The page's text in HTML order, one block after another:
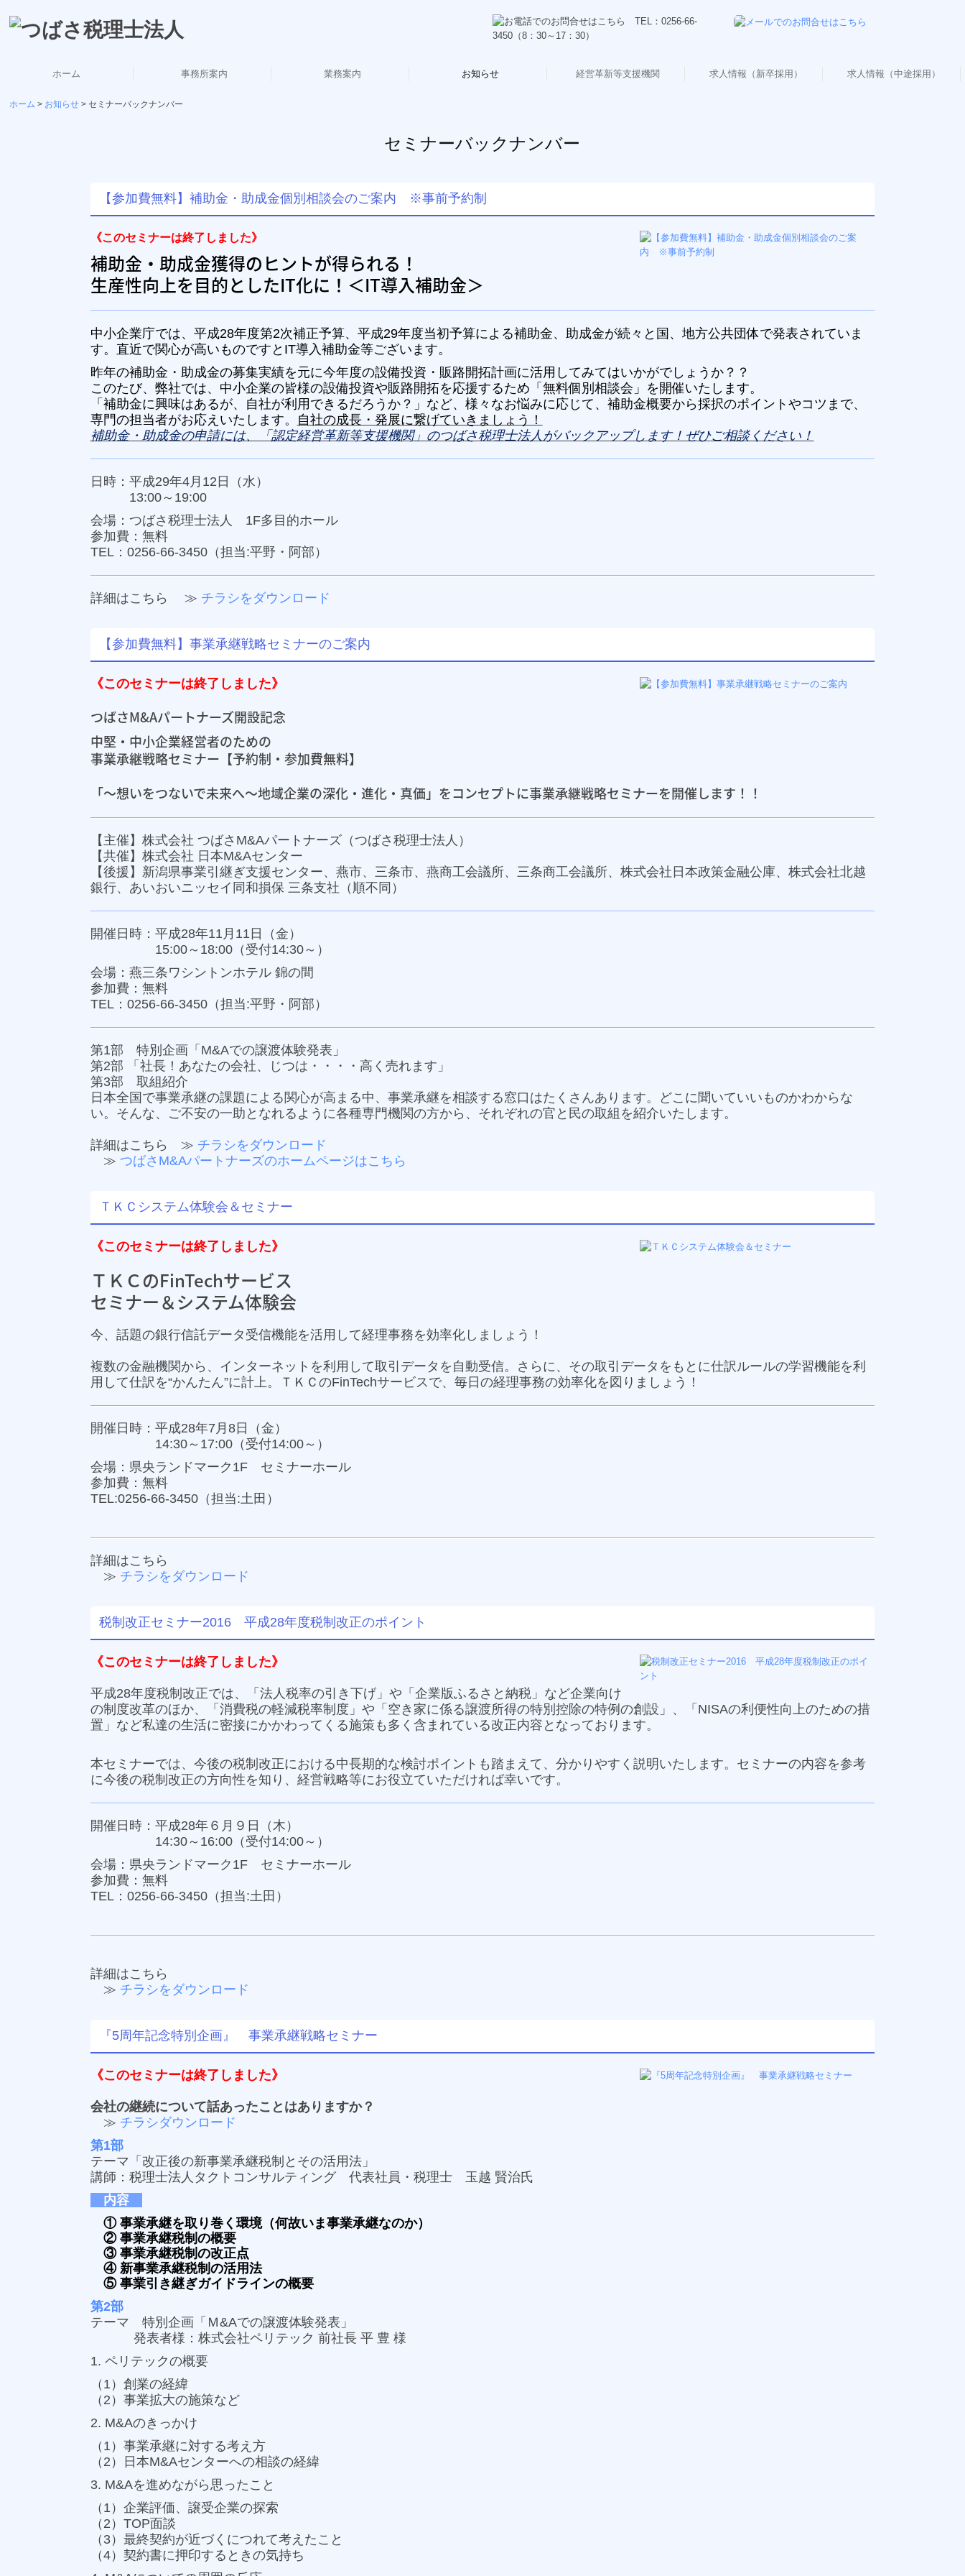
ホーム 事務所案内
経営理念・ご挨拶
業務案内 お知らせ 経営革新等支援機関 求人情報（新卒採用） 求人情報（中途採用）
ホーム お知らせ セミナーバックナンバー
セミナーバックナンバー
【参加費無料】補助金・助成金個別相談会のご案内 ※事前予約制
《このセミナーは終了しました》
補助金・助成金獲得のヒントが得られる！
生産性向上を目的としたIT化に！ ＜IT導入補助金＞
中小企業庁では、平成28年度第2次補正予算、平成29年度当初予算による補助金、助成金が続々と国、地方公共団体で発表されていま
す。直近で関心が高いものですとIT導入補助金等ございます。
昨年の補助金・助成金の募集実績を元に今年度の設備投資・販路開拓計画に活用してみてはいかがでしょうか？ ？
このたび、 弊社では、中小企業の皆様の設備投資や販路開拓を応援するため「無料個別相談会」を開催いたします。
「補助金に興味はあるが、自社が利用できるだろうか？」など、 様々 なお悩みに応じて、補助金概要から採択のポイント やコツまで、
専門の担当者がお応えいたします。
自社の成長・発展に繋げていきましょう！
補助金・助成金の申請には、「認定経営革新等支援機関」のつばさ税理士法人がバックアップします！ぜひご相談ください！
日時：平成29年4月12日（水）
13:00～19:00
会場：つばさ税理士法人 1F多目的ホール
参加費：無料
TEL： 0256-66-3450（担当:平野・阿部）
詳細はこちら ≫ チラシをダウンロード
【参加費無料】事業承継戦略セミナーのご案内
《このセミナーは終了しました》
つばさM&Aパートナーズ開設記念
中堅・中小企業経営者のための
事業承継戦略セミナー【予約制・参加費無料】
「～想いをつないで未来へ～地域企業の深化・進化・真価」をコンセプトに事業承継戦略セミナーを開催します！！
【主催】株式会社 つばさM&Aパートナーズ（つばさ税理士法人）
【共催】株式会社 日本M&Aセンター
【後援】新潟県事業引継ぎ支援センター、燕市、三条市、燕商工会議所、三条商工会議所、株式会社日本政策金融公庫、株式会社北越
銀行、あいおいニッセイ同和損保 三条支社（順不同）
開催日時：平成28年11月11日（金）
15:00～18:00（受付14:30～）
会場：燕三条ワシントンホテル 錦の間
参加費：無料
TEL： 0256-66-3450（担当:平野・阿部）
第1部 特別企画「M&Aでの譲渡体験発表」
第2部 「社長！あなたの会社、じつは・・・・高く売れます」
第3部 取組紹介
日本全国で事業承継の課題による関心が高まる中、事業承継を相談する窓口はたくさんあります。どこに聞いていいものかわからな
い。そんな、ご不安の一助となれるように各種専門機関の方から、それぞれの官と民の取組を紹介いたします。
詳細はこちら ≫ チラシをダウンロード
≫ つばさM&Aパートナーズのホームページはこちら
ＴＫＣシステム体験会＆セミナー
《このセミナーは終了しました》
ＴＫＣのFinTechサービス
セミナー＆システム体験会
今、話題の銀行信託データ受信機能を活用して経理事務を効率化しましょう！
複数の金融機関から、インターネットを利用して取引データを自動受信。さらに、その取引データをもとに仕訳ルールの学習機能を利
用して仕訳を“かんたん”に計上。ＴＫＣのFinTechサービスで、毎日の経理事務の効率化を図りましょう！
開催日時：平成28年7月8日（金）
14:30～17:00（受付14:00～）
会場：県央ランドマーク1F セミナーホール
参加費：無料
TEL:0256-66-3450（担当:土田）
詳細はこちら
≫ チラシをダウンロード
税制改正セミナー2016 平成28年度税制改正のポイント
《このセミナーは終了しました》
平成28年度税制改正では、「法人税率の引き下げ」や「企業版ふるさと納税」など企業向け
の制度改革のほか、「消費税の軽減税率制度」や「空き家に係る譲渡所得の特別控除の特例の創設」、「NISAの利便性向上のための措
置」など私達の生活に密接にかかわってくる施策も多く含まれている改正内容となっております。
本セミナーでは、今後の税制改正における中長期的な検討ポイントも踏まえて、分かりやすく説明いたします。セミナーの内容を参考
に今後の税制改正の方向性を知り、経営戦略等にお役立ていただければ幸いです。
開催日時：平成28年６月９日（木）
14:30～16:00（受付14:00～）
会場：県央ランドマーク1F セミナーホール
参加費：無料
TEL： 0256-66-3450（担当:土田）
詳細はこちら
≫ チラシをダウンロード
『5周年記念特別企画』 事業承継戦略セミナー
《このセミナーは終了しました》
会社の継続について話あったことはありますか？
≫ チラシダウンロード
第1部
テーマ「改正後の新事業承継税制とその活用法」
講師：税理士法人タクトコンサルティング 代表社員・税理士 玉越 賢治氏
内容
① 事業承継を取り巻く環境（何故いま事業承継なのか）
② 事業承継税制の概要
③ 事業承継税制の改正点
④ 新事業承継税制の活用法
⑤ 事業引き継ぎガイドラインの概要
第2部
テーマ 特別企画「Ｍ&Aでの譲渡体験発表」
発表者様：株式会社ペリテック 前社長 平 豊 様
1. ペリテックの概要
（1）創業の経緯
（2）事業拡大の施策など
2. M&Aのきっかけ
（1）事業承継に対する考え方
（2）日本M&Aセンターへの相談の経緯
3. M&Aを進めながら思ったこと
（1）企業評価、譲受企業の探索
（2）TOP面談
（3）最終契約が近づくにつれて考えたこと
（4）契約書に押印するときの気持ち